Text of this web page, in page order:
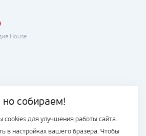
собираем!
cookies для улучшения работы сайта.
в настройках вашего бразера. Чтобы
House